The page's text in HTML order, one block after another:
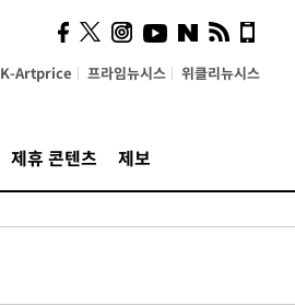
K-Artprice 프라임뉴시스 위클리뉴시스
제휴 콘텐츠 제보
시, 스마트폰 액세서리에
NFC 더했다